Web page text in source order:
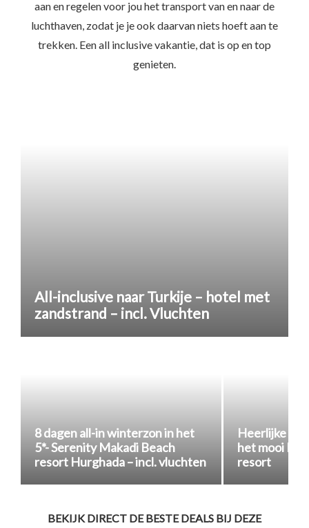
aan en regelen voor jou het transport van en naar de
luchthaven, zodat je je ook daarvan niets hoeft aan te
trekken. Een all inclusive vakantie, dat is op en top
genieten.
All-inclusive naar Turkije – hotel met
zandstrand – incl. Vluchten
8 dagen all-in winterzon in het
5*- Serenity Makadi Beach
resort Hurghada – incl. vluchten
Heerlijke all-
het mooi El-
resort
BEKIJK DIRECT DE BESTE DEALS BIJ DEZE